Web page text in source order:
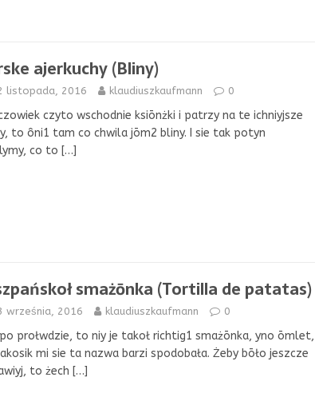
ajerkuchy (Bliny)
listopada, 2016 klaudiuszkaufmann 0
czyto wschodnie ksiōnżki i patrzy na te ichniyjsze
to ôni1 tam co chwila jōm2 bliny. I sie tak potyn
co to […]
smażōnka (Tortilla de patatas)
września, 2016 klaudiuszkaufmann 0
prołwdzie, to niy je takoł richtig1 smażōnka, yno ōmlet,
mi sie ta nazwa barzi spodobała. Żeby bōło jeszcze
to żech […]